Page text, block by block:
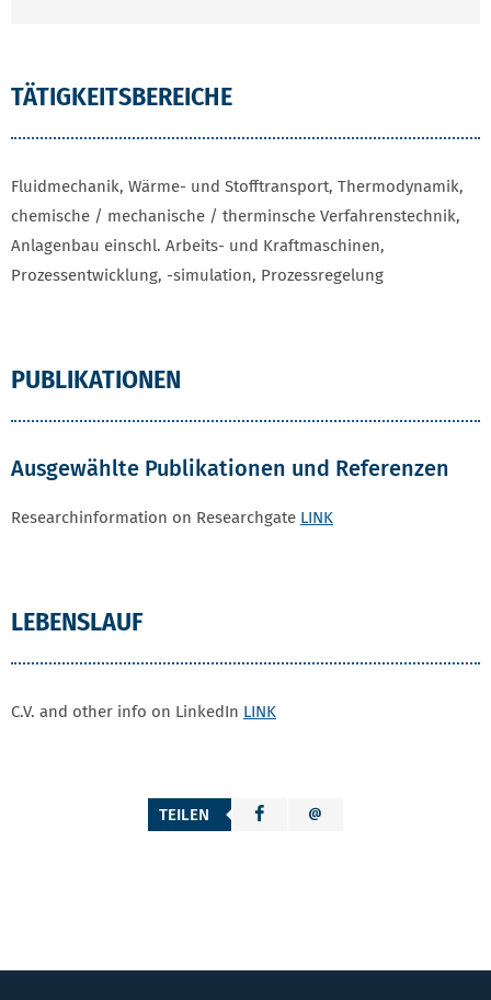
TÄTIGKEITSBEREICHE
Fluidmechanik, Wärme- und Stofftransport, Thermodynamik,
chemische / mechanische / therminsche Verfahrenstechnik,
Anlagenbau einschl. Arbeits- und Kraftmaschinen,
Prozessentwicklung, -simulation, Prozessregelung
PUBLIKATIONEN
Ausgewählte Publikationen und Referenzen
Researchinformation on Researchgate LINK
LEBENSLAUF
C.V. and other info on LinkedIn LINK
TEILEN